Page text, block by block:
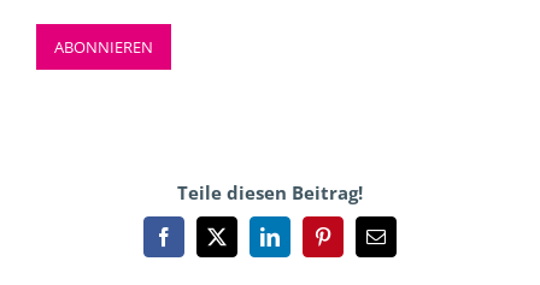
Teile diesen Beitrag!
Facebook
X LinkedInPinterest
E-